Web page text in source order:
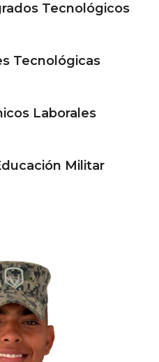
Tecnológicos
Tecnológicas
Laborales
Militar